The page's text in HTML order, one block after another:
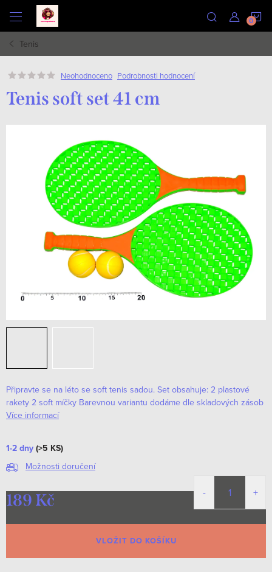
obsah
Tenis
Neohodnoceno Podrobnosti hodnocení
Tenis soft set 41 cm
Připravte se na léto se soft tenis sadou. Set obsahuje: 2 plastové
rakety 2 soft míčky Barevnou variantu dodáme dle skladových zásob
Více informací
1-2 dny (>5 KS)
Možnosti doručení
189 Kč
cena:
VLOŽIT DO KOŠÍKU